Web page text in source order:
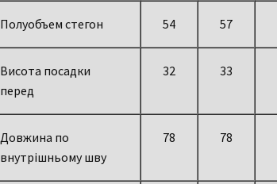
Полуобъем стегон 54 57
Висота посадки
перед
32 33
Довжина по
внутрішньому шву
78 78